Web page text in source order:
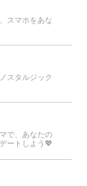
スマホをあな
スタルジック
で、あなたの
ートしよう💖